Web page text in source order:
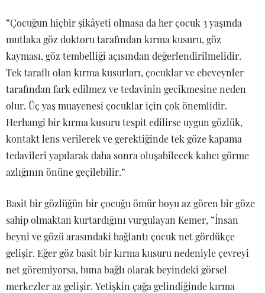
”Çocuğun hiçbir şikâyeti olmasa da her çocuk 3 yaşında
mutlaka göz doktoru tarafından kırma kusuru, göz
kayması, göz tembelliği açısından değerlendirilmelidir.
Tek taraflı olan kırma kusurları, çocuklar ve ebeveynler
tarafından fark edilmez ve tedavinin gecikmesine neden
olur. Üç yaş muayenesi çocuklar için çok önemlidir.
Herhangi bir kırma kusuru tespit edilirse uygun gözlük,
kontakt lens verilerek ve gerektiğinde tek göze kapama
tedavileri yapılarak daha sonra oluşabilecek kalıcı görme
azlığının önüne geçilebilir.”
Basit bir gözlüğün bir çocuğu ömür boyu az gören bir göze
sahip olmaktan kurtardığını vurgulayan Kemer, ”İnsan
beyni ve gözü arasındaki bağlantı çocuk net gördükçe
gelişir. Eğer göz basit bir kırma kusuru nedeniyle çevreyi
net göremiyorsa, buna bağlı olarak beyindeki görsel
merkezler az gelişir. Yetişkin çağa gelindiğinde kırma